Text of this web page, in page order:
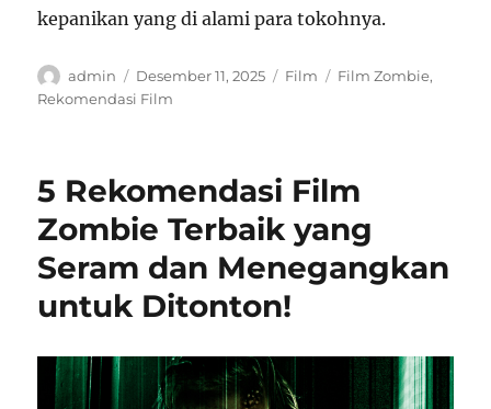
kepanikan yang di alami para tokohnya.
Author
admin
Posted
on
Desember 11, 2025 Categories
Film Tags
Film Zombie,
Rekomendasi Film
5 Rekomendasi Film
Zombie Terbaik yang
Seram dan Menegangkan
untuk Ditonton!